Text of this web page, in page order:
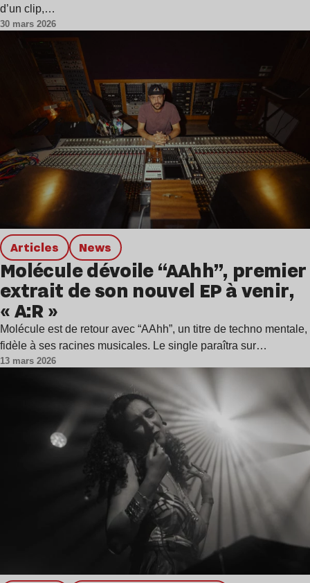
d’un clip,…
30 mars 2026
Articles news
Molécule dévoile “AAhh”, premier
extrait de son nouvel EP à venir,
« A:R »
Molécule est de retour avec “AAhh”, un titre de techno mentale,
fidèle à ses racines musicales. Le single paraîtra sur…
13 mars 2026